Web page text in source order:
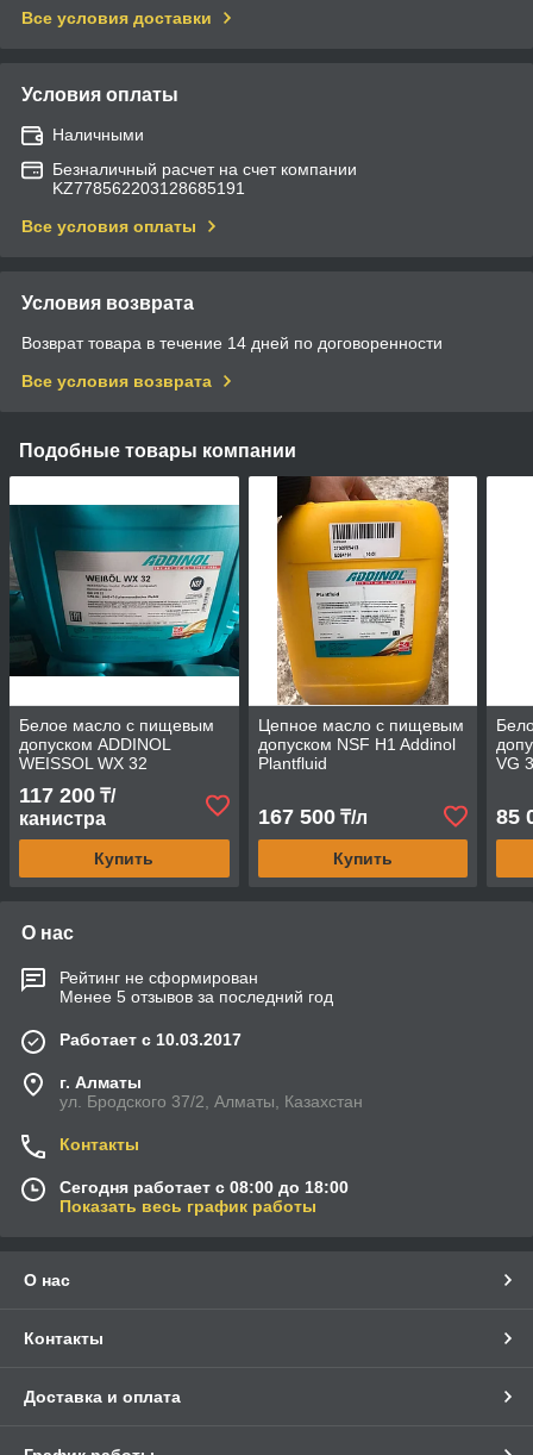
Все условия доставки
Условия оплаты
Наличными
Безналичный расчет на счет компании
KZ778562203128685191
Все условия оплаты
Условия возврата
Возврат товара в течение 14 дней по договоренности
Все условия возврата
Подобные товары компании
Белое масло с пищевым
допуском ADDINOL
WEISSOL WX 32
117 200 ₸/
канистра
Купить
Цепное масло с пищевым
допуском NSF H1 Addinol
Plantfluid
167 500₸/л
Купить
VG
85
О нас
Рейтинг не сформирован
Менее 5 отзывов за последний год
Работает с 10.03.2017
г. Алматы
ул. Бродского 37/2, Алматы, Казахстан
Контакты
Сегодня работает с 08:00 до 18:00
Показать весь график работы
О нас
Контакты
Доставка и оплата